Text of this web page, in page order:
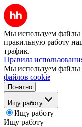
Мы используем файлы
правильную работу
трафик.
Правила
Мы используем файлы
файлов cookie
Понятно
Ищу работу
Ищу работу
Ищу работу